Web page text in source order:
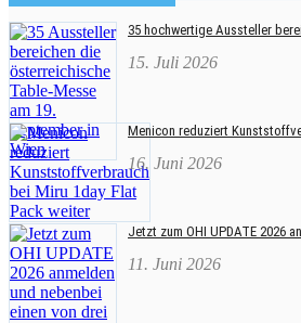
35 hochwertige Aussteller
15. Juli 2026
Menicon reduziert
16. Juni 2026
Jetzt zum OHI UPDATE 2026
11. Juni 2026